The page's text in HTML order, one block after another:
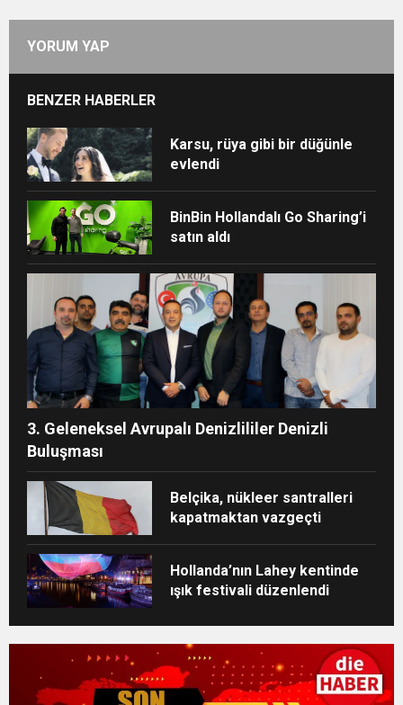
YORUM YAP
BENZER HABERLER
Karsu, rüya gibi bir düğünle
evlendi
BinBin Hollandalı Go Sharing’i
satın aldı
3. Geleneksel Avrupalı Denizlililer Denizli
Buluşması
Belçika, nükleer santralleri
kapatmaktan vazgeçti
Hollanda’nın Lahey kentinde
ışık festivali düzenlendi